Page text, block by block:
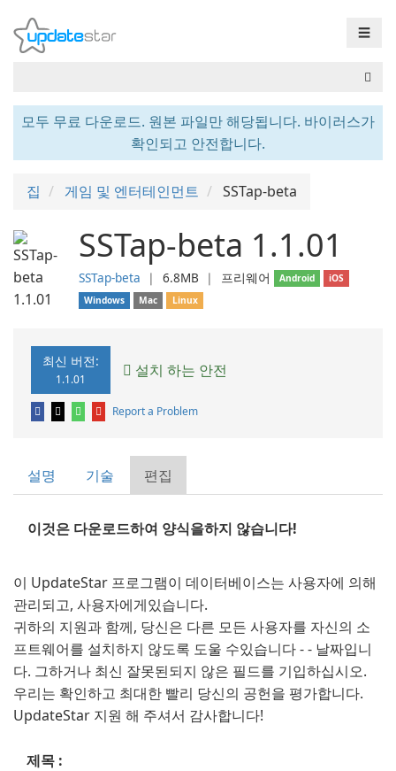
☰
모두 무료 다운로드. 원본 파일만 해당됩니다. 바이러스가
확인되고 안전합니다.
집 게임 및 엔터테인먼트 SSTap-beta
SSTap-beta 1.1.01
SSTap-beta ❘ 6.8MB ❘ 프리웨어 Android
iOS
Windows
Mac Linux
최신 버전:
1.1.01 설치 하는 안전
Report a Problem
설명 기술 편집
이것은 다운로드하여 양식을하지 않습니다!
이 UpdateStar 프로그램이 데이터베이스는 사용자에 의해
관리되고, 사용자에게있습니다.
귀하의 지원과 함께, 당신은 다른 모든 사용자를 자신의 소
프트웨어를 설치하지 않도록 도울 수있습니다 - - 날짜입니
다. 그하거나 최신 잘못된되지 않은 필드를 기입하십시오.
우리는 확인하고 최대한 빨리 당신의 공헌을 평가합니다.
UpdateStar 지원 해 주셔서 감사합니다!
제목 :